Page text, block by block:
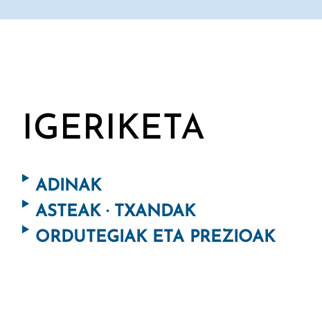
IGERIKETA
ADINAK
ASTEAK · TXANDAK
ORDUTEGIAK ETA PREZIOAK